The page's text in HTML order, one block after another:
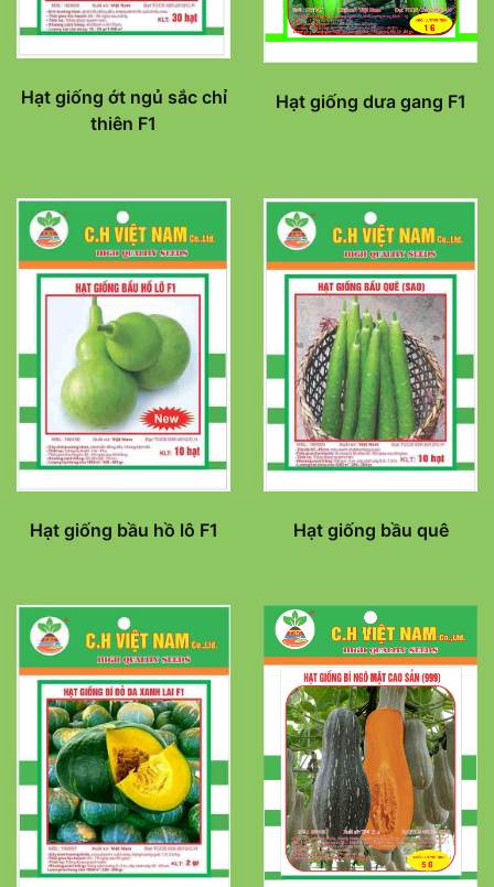
Hạt giống ớt ngủ sắc chỉ
thiên F1
Hạt giống dưa gang F1
Hạt giống bầu hồ lô F1 Hạt giống bầu quê